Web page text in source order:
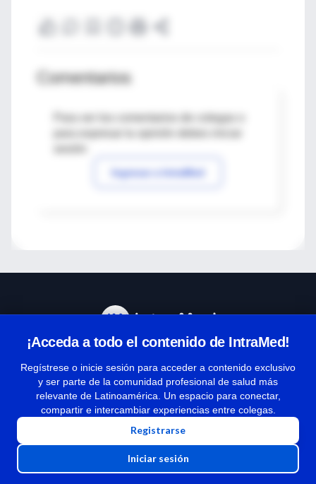
Comentarios
Para ver los comentarios de colegas o
Ingresar a IntraMed
¡Acceda a todo el contenido de IntraMed!
Regístrese o inicie sesión para acceder a contenido exclusivo
y ser parte de la comunidad profesional de salud más
relevante de Latinoamérica. Un espacio para conectar,
compartir e intercambiar experiencias entre colegas.
Registrarse
Iniciar sesión
Términos y condiciones
| Políticas de privacidad
| Todos los derechos reservados | Copyright 1997-2026